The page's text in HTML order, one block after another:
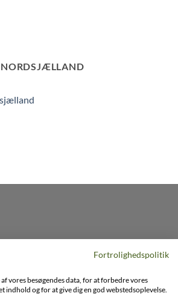
NORDSJÆLLAND
på alle pakker - Husk der er fri
over DKK395
Fortrolighedspolitik
vores besøgendes data, for at forbedre vores
indhold og for at give dig en god webstedsoplevelse.